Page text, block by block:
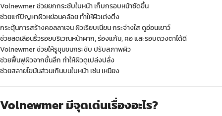
Volnewmer ช่วยยกกระชับใบหน้า เก็บกรอบหน้าชัดขึ้น
ช่วยแก้ปัญหาผิวหย่อนคล้อย ทำให้ผิวเต่งตึง
กระตุ้นการสร้างคอลลาเจน ผิวเรียบเนียน กระจ่างใส ดูอ่อนเยาว์
ช่วยลดเลือนริ้วรอยบริเวณหน้าผาก, ร่องแก้ม, คอ และรอบดวงตาได้ดี
Volnewmer ช่วยให้รูขุมขนกระชับ ปรับสภาพผิว
ช่วยฟื้นฟูผิวจากชั้นลึก ทำให้ผิวดูเปล่งปลั่ง
ช่วยสลายไขมันส่วนเกินบนใบหน้า เช่น เหนียง
Volnewmer มีจุดเด่นเรื่องอะไร?